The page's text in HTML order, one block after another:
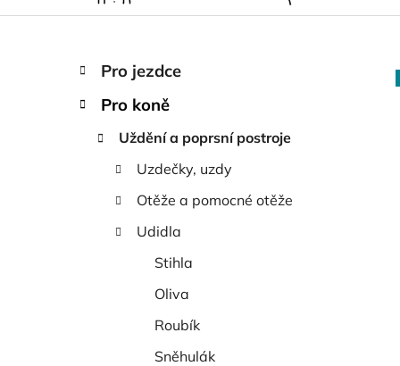
P
s
Přeskočit
kategorie
K
a
Pro jezdce
Pro koně
Uždění a poprsní postroje
Uzdečky, uzdy
Otěže a pomocné otěže
Udidla
Stihla
Oliva
Roubík
Sněhulák